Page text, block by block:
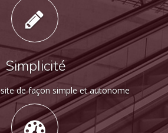
Simplicité
de façon simple et autonome